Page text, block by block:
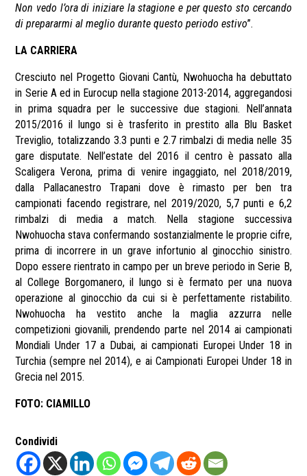
Non vedo l’ora di iniziare la stagione e per questo sto cercando
di prepararmi al meglio durante questo periodo estivo”.
LA CARRIERA
Cresciuto nel Progetto Giovani Cantù, Nwohuocha ha debuttato
in Serie A ed in Eurocup nella stagione 2013-2014, aggregandosi
in prima squadra per le successive due stagioni. Nell’annata
2015/2016 il lungo si è trasferito in prestito alla Blu Basket
Treviglio, totalizzando 3.3 punti e 2.7 rimbalzi di media nelle 35
gare disputate. Nell’estate del 2016 il centro è passato alla
Scaligera Verona, prima di venire ingaggiato, nel 2018/2019,
dalla Pallacanestro Trapani dove è rimasto per ben tra
campionati facendo registrare, nel 2019/2020, 5,7 punti e 6,2
rimbalzi di media a match. Nella stagione successiva
Nwohuocha stava confermando sostanzialmente le proprie cifre,
prima di incorrere in un grave infortunio al ginocchio sinistro.
Dopo essere rientrato in campo per un breve periodo in Serie B,
al College Borgomanero, il lungo si è fermato per una nuova
operazione al ginocchio da cui si è perfettamente ristabilito.
Nwohuocha ha vestito anche la maglia azzurra nelle
competizioni giovanili, prendendo parte nel 2014 ai campionati
Mondiali Under 17 a Dubai, ai campionati Europei Under 18 in
Turchia (sempre nel 2014), e ai Campionati Europei Under 18 in
Grecia nel 2015.
FOTO: CIAMILLO
Condividi